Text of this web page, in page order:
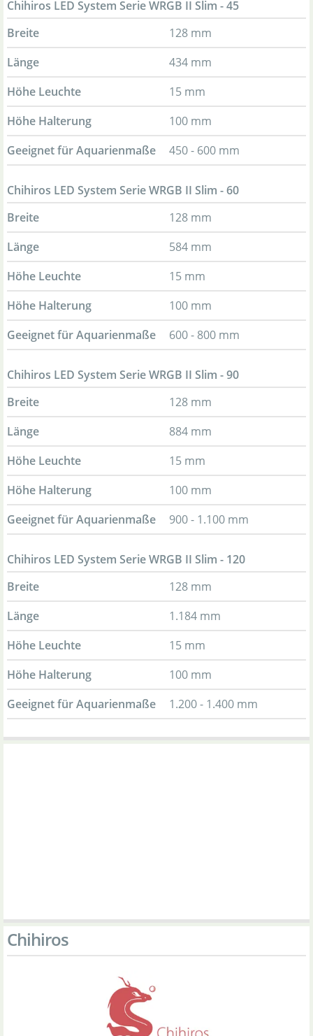
Chihiros LED System Serie WRGB II Slim - 45
Breite
128 mm
Länge
434 mm
Höhe Leuchte
15 mm
Höhe Halterung
100 mm
Geeignet für Aquarienmaße
450 - 600 mm
Chihiros LED System Serie WRGB II Slim - 60
Breite
128 mm
Länge
584 mm
Höhe Leuchte
15 mm
Höhe Halterung
100 mm
Geeignet für Aquarienmaße
600 - 800 mm
Chihiros LED System Serie WRGB II Slim - 90
Breite
128 mm
Länge
884 mm
Höhe Leuchte
15 mm
Höhe Halterung
100 mm
Geeignet für Aquarienmaße
900 - 1.100 mm
Chihiros LED System Serie WRGB II Slim - 120
Breite
128 mm
Länge
1.184 mm
Höhe Leuchte
15 mm
Höhe Halterung
100 mm
Geeignet für Aquarienmaße
1.200 - 1.400 mm
Chihiros